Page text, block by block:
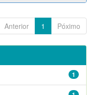
Anterior 1 Póximo
1